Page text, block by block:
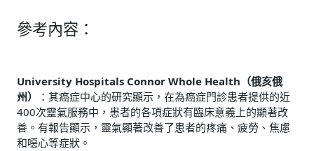
參考內容：
University Hospitals Connor Whole Health（俄亥俄
州）
：其癌症中心的研究顯示，在為癌症門診患者提供的近
400次靈氣服務中，患者的各項症狀有臨床意義上的顯著改
善。有報告顯示，靈氣顯著改善了患者的疼痛、疲勞、焦慮
和噁心等症狀。